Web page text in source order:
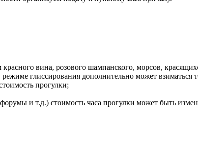
вина, розового шампанского, морсов,
глиссирования дополнительно может взиматься
прогулки;
и т.д.) стоимость часа прогулки может быть